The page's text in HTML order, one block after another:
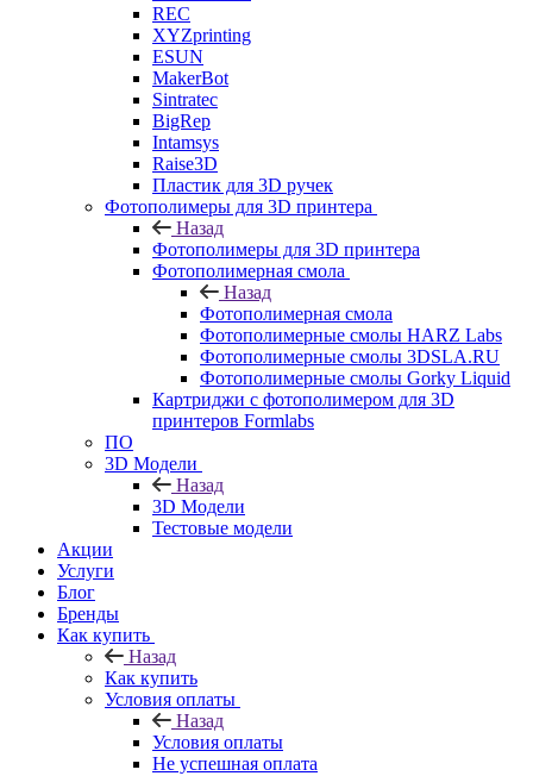
REC
XYZprinting
ESUN
MakerBot
Sintratec
BigRep
Intamsys
Raise3D
Пластик для 3D ручек
Фотополимеры для 3D принтера
Назад
Фотополимеры для 3D принтера
Фотополимерная смола
Назад
Фотополимерная смола
Фотополимерные смолы HARZ Labs
Фотополимерные смолы 3DSLA.RU
Фотополимерные смолы Gorky Liquid
Картриджи с фотополимером для 3D
принтеров Formlabs
ПО
3D Модели
Назад
3D Модели
Тестовые модели
Акции
Услуги
Блог
Бренды
Как купить
Назад
Как купить
Условия оплаты
Назад
Условия оплаты
Не успешная оплата